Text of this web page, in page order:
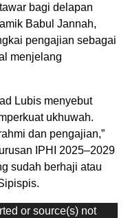
bagi delapan
Babul Jannah,
pengajian sebagai
menjelang
Lubis menyebut
ukhuwah.
dan pengajian,”
IPHI 2025–2029
sudah berhaji atau
or source(s) not